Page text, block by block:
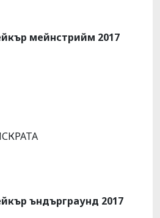
мейнстрийм 2017
ъндърграунд 2017